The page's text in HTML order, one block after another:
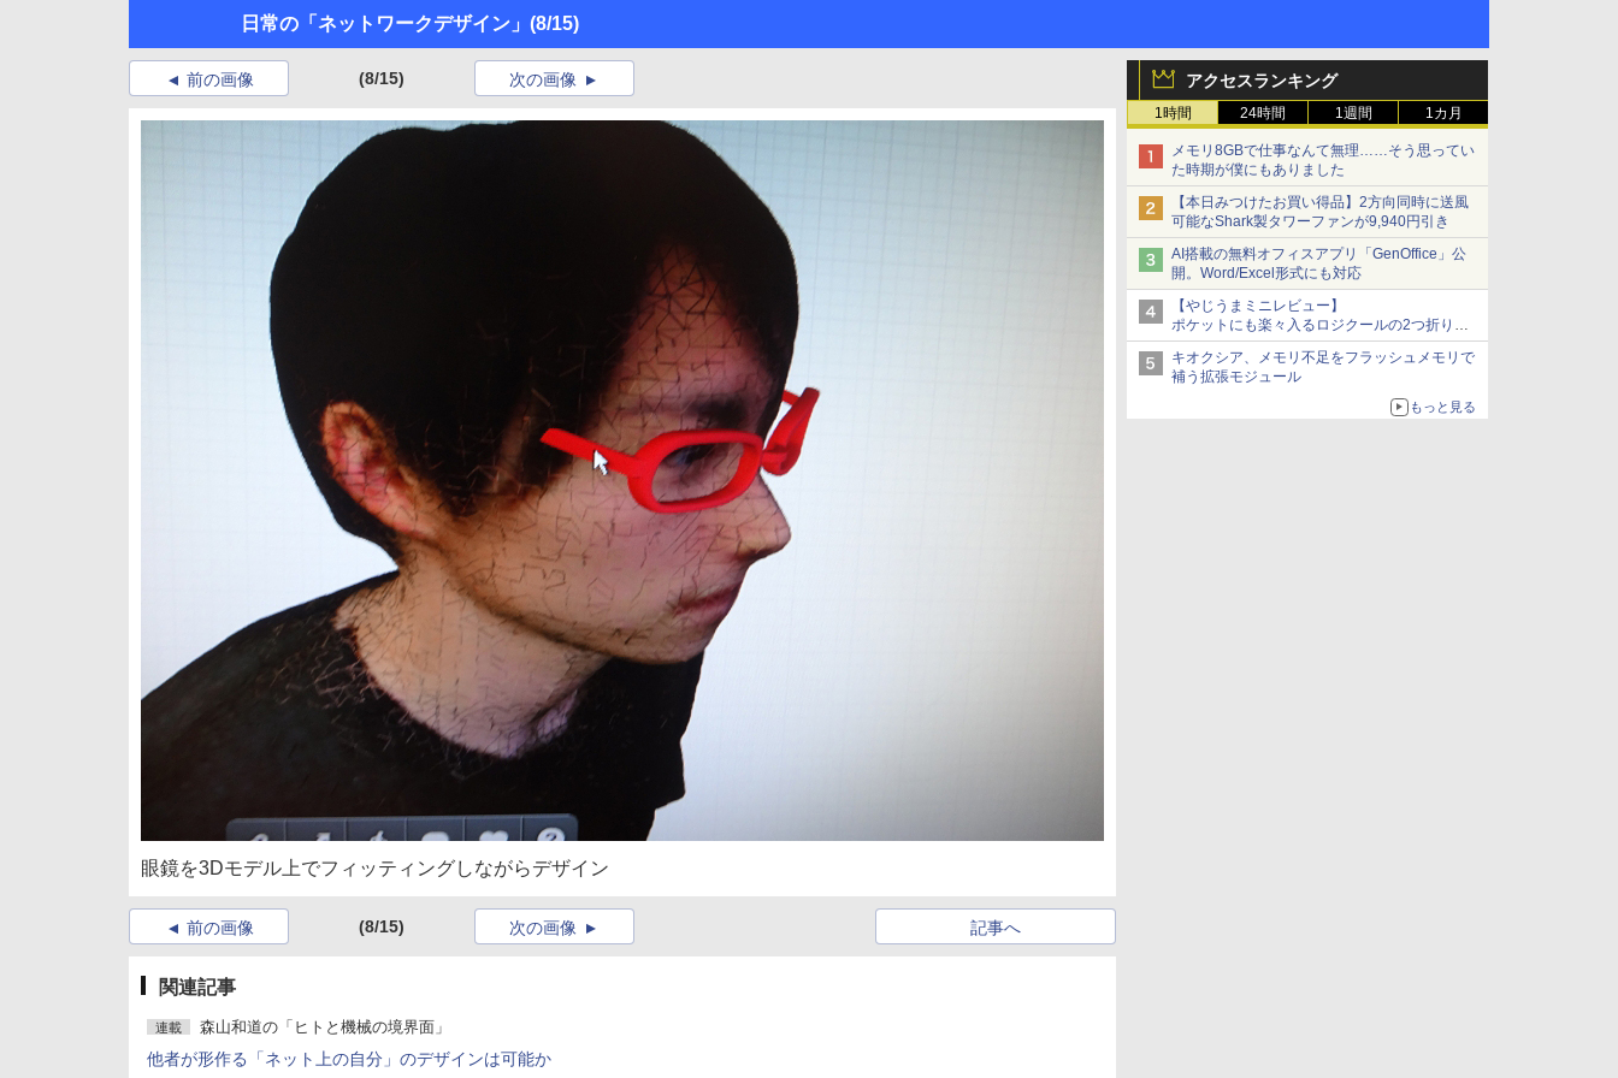
日常の「ネットワークデザイン」 (8/15)
アクセスランキング
1時間 24時間 1週間 1カ月
メモリ8GBで仕事なんて無理……そう思ってい
た時期が僕にもありました
【本日みつけたお買い得品】2方向同時に送風
可能なShark製タワーファンが9,940円引き
AI搭載の無料オフィスアプリ「GenOffice」公
開。Word/Excel形式にも対応
【やじうまミニレビュー】
ポケットにも楽々入るロジクールの2つ折りマ
ウス「Mobi Fold」。その気になるギミックと
は？
キオクシア、メモリ不足をフラッシュメモリで
補う拡張モジュール
もっと見る
前の画像 (8/15) 次の画像
眼鏡を3Dモデル上でフィッティングしながらデザイン
前の画像 (8/15) 記事へ
次の画像
関連記事
連載 森山和道の「ヒトと機械の境界面」
他者が形作る「ネット上の自分」のデザインは可能か